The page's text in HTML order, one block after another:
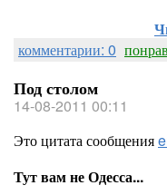
комментарии: 0
Под столом
14-08-2011 00:11
Это цитата сообщения
Тут вам не Одесса...